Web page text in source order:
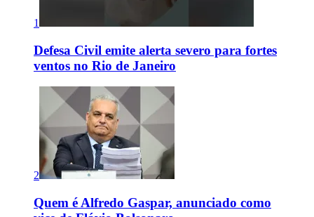
1
Defesa Civil emite alerta severo para fortes
ventos no Rio de Janeiro
2
Quem é Alfredo Gaspar, anunciado como